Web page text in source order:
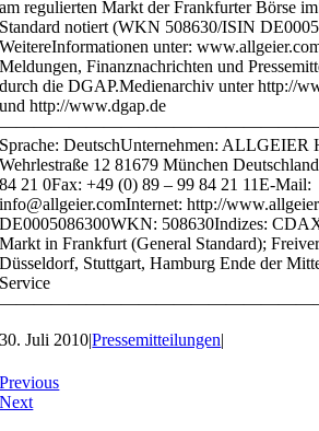
am regulierten Markt der Frankfurter Börse
Standard notiert (WKN 508630/ISIN
WeitereInformationen unter:
Meldungen, Finanznachrichten und
durch die DGAP.Medienarchiv unter http://
und http://www.dgap.de
Sprache: DeutschUnternehmen:
Wehrlestraße 12 81679 München
84 21 0Fax: +49 (0) 89 – 99 84 21 11E-Mail:
info@allgeier.comInternet: http://
DE0005086300WKN: 508630Indizes:
Markt in Frankfurt (General Standard);
Düsseldorf, Stuttgart, Hamburg Ende der
Service
30. Juli 2010|Pressemitteilungen|
Previous
Next